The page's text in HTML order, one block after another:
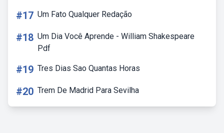
#17 Um Fato Qualquer Redação
#18 Um Dia Você Aprende - William Shakespeare
Pdf
#19 Tres Dias Sao Quantas Horas
#20 Trem De Madrid Para Sevilha